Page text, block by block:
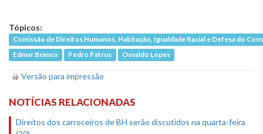
Tópicos:
Comissão de Direitos Humanos, Habitação, Igualdade Racial e Defesa do
Edmar Branco
Pedro Patrus Osvaldo Lopes
Versão para impressão
NOTÍCIAS RELACIONADAS
Direitos dos carroceiros de BH serão discutidos na quarta-feira